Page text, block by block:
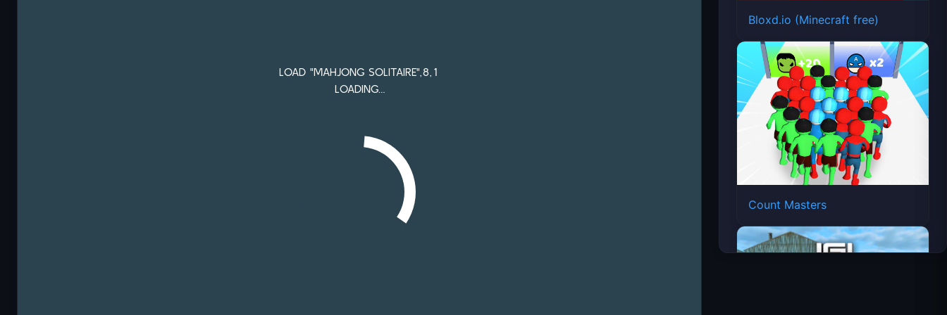
Bloxd.io (Minecraft free)
Count Masters